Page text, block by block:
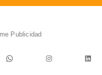
WhatsApp Instagram